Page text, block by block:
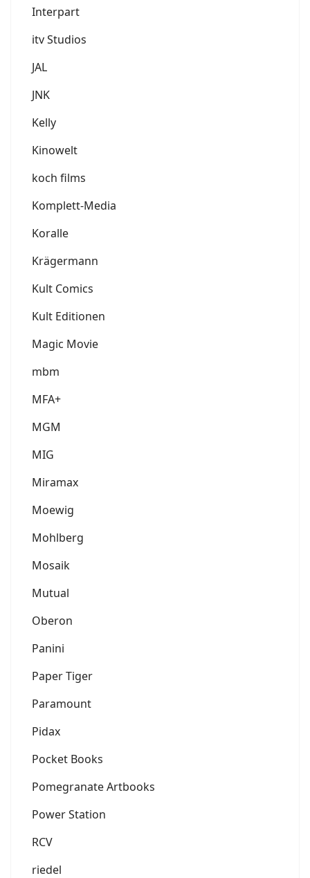
Interpart
itv Studios
JAL
JNK
Kelly
Kinowelt
koch films
Komplett-Media
Koralle
Krägermann
Kult Comics
Kult Editionen
Magic Movie
mbm
MFA+
MGM
MIG
Miramax
Moewig
Mohlberg
Mosaik
Mutual
Oberon
Panini
Paper Tiger
Paramount
Pidax
Pocket Books
Pomegranate Artbooks
Power Station
RCV
riedel